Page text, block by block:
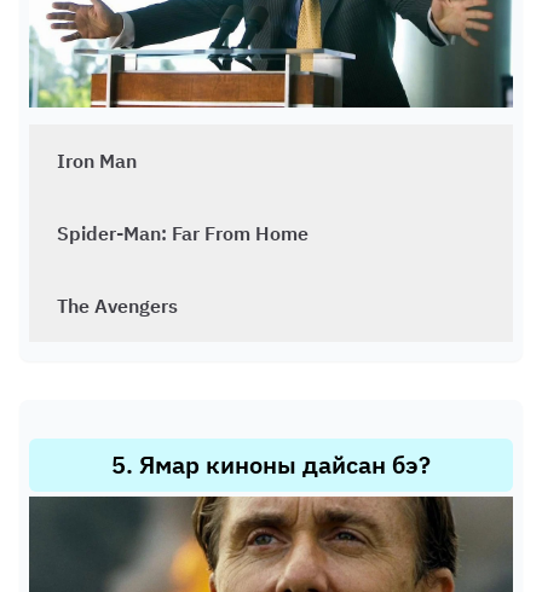
Iron Man
Spider-Man: Far From Home
The Avengers
5. Ямар киноны дайсан бэ?